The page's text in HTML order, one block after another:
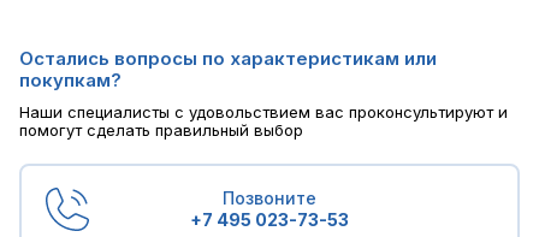
Остались вопросы по характеристикам или
покупкам?
Наши специалисты с удовольствием вас проконсультируют и
помогут сделать правильный выбор
Позвоните
+7 495 023-73-53